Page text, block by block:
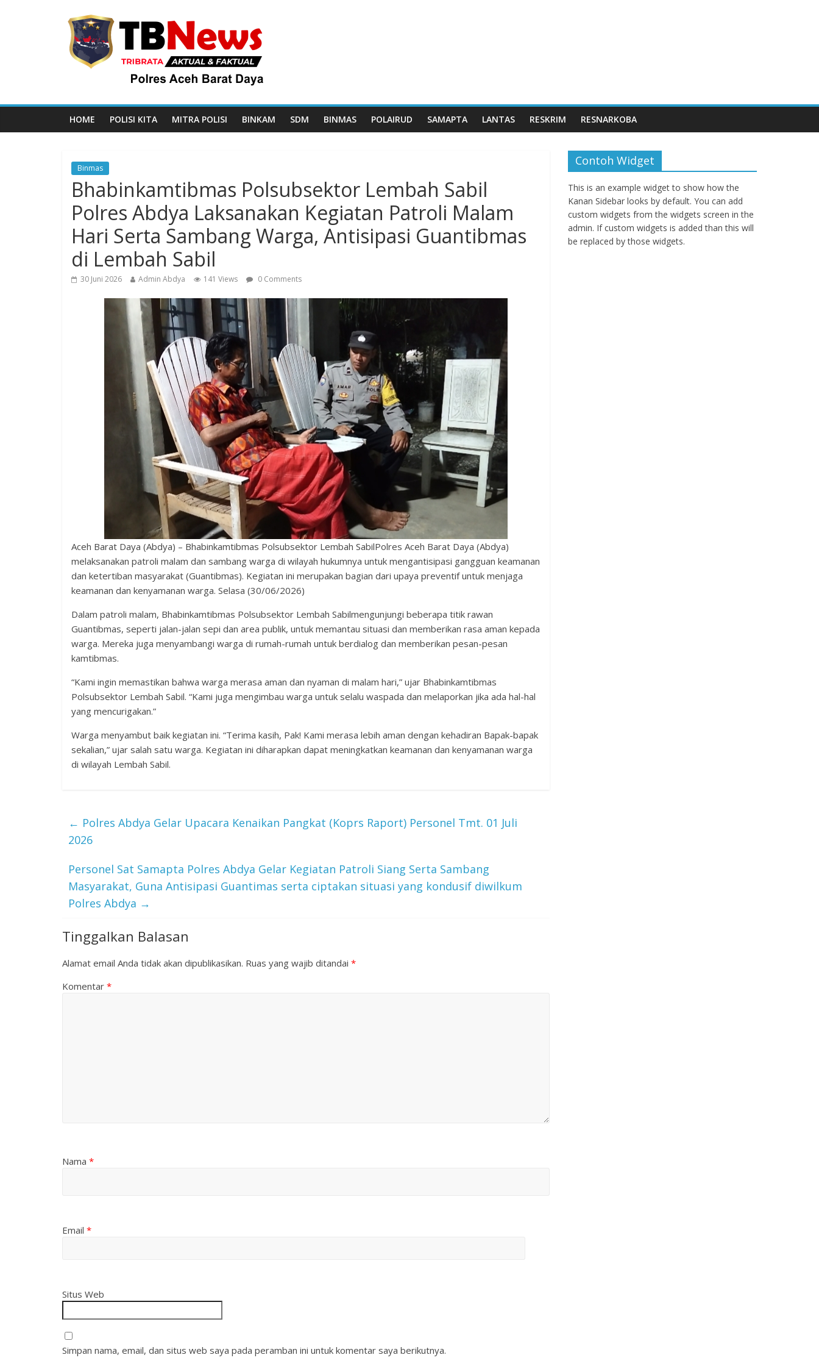
HOME POLISI KITA MITRA POLISI BINKAM SDM BINMAS POLAIRUD SAMAPTA LANTAS RESKRIM RESNARKOBA
Binmas
Bhabinkamtibmas Polsubsektor Lembah Sabil
Polres Abdya Laksanakan Kegiatan Patroli Malam
Hari Serta Sambang Warga, Antisipasi Guantibmas
di Lembah Sabil
30 Juni 2026 Admin Abdya 141 Views 0 Comments
Aceh Barat Daya (Abdya) – Bhabinkamtibmas Polsubsektor Lembah SabilPolres Aceh Barat Daya (Abdya)
melaksanakan patroli malam dan sambang warga di wilayah hukumnya untuk mengantisipasi gangguan keamanan
dan ketertiban masyarakat (Guantibmas). Kegiatan ini merupakan bagian dari upaya preventif untuk menjaga
keamanan dan kenyamanan warga. Selasa (30/06/2026)
Dalam patroli malam, Bhabinkamtibmas Polsubsektor Lembah Sabilmengunjungi beberapa titik rawan
Guantibmas, seperti jalan-jalan sepi dan area publik, untuk memantau situasi dan memberikan rasa aman kepada
warga. Mereka juga menyambangi warga di rumah-rumah untuk berdialog dan memberikan pesan-pesan
kamtibmas.
“Kami ingin memastikan bahwa warga merasa aman dan nyaman di malam hari,” ujar Bhabinkamtibmas
Polsubsektor Lembah Sabil. “Kami juga mengimbau warga untuk selalu waspada dan melaporkan jika ada hal-hal
yang mencurigakan.”
Warga menyambut baik kegiatan ini. “Terima kasih, Pak! Kami merasa lebih aman dengan kehadiran Bapak-bapak
sekalian,” ujar salah satu warga. Kegiatan ini diharapkan dapat meningkatkan keamanan dan kenyamanan warga
di wilayah Lembah Sabil.
← Polres Abdya Gelar Upacara Kenaikan Pangkat (Koprs Raport) Personel Tmt. 01 Juli
2026
Personel Sat Samapta Polres Abdya Gelar Kegiatan Patroli Siang Serta Sambang
Masyarakat, Guna Antisipasi Guantimas serta ciptakan situasi yang kondusif diwilkum
Polres Abdya →
Tinggalkan Balasan
Alamat email Anda tidak akan dipublikasikan. Ruas yang wajib ditandai *
Komentar *
Nama *
Email *
Situs Web
Simpan nama, email, dan situs web saya pada peramban ini untuk komentar saya berikutnya.
Contoh Widget
This is an example widget to show how the
Kanan Sidebar looks by default. You can add
custom widgets from the widgets screen in the
admin. If custom widgets is added than this will
be replaced by those widgets.